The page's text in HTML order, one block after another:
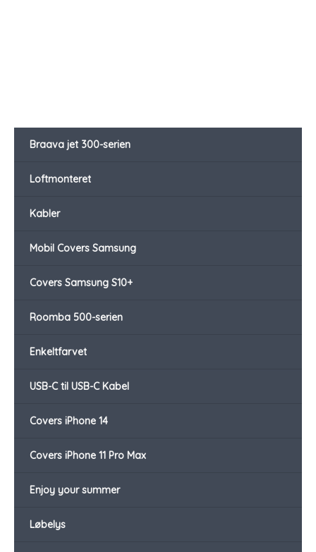
Braava jet 300-serien
Loftmonteret
Kabler
Mobil Covers Samsung
Covers Samsung S10+
Roomba 500-serien
Enkeltfarvet
USB-C til USB-C Kabel
Covers iPhone 14
Covers iPhone 11 Pro Max
Enjoy your summer
Løbelys